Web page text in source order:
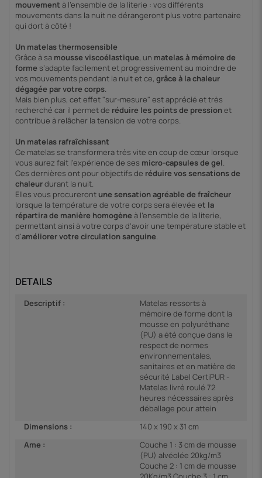
mouvement à l'ensemble de la literie : vos différents
mouvements dans la nuit ne dérangeront plus votre partenaire
qui dort à côté !
Un matelas thermosensible
Grâce à sa mousse viscoélastique, un matelas à mémoire de
forme s’adapte facilement et progressivement au moindre de
vos mouvements pendant la nuit et ce, grâce à la chaleur
dégagée par votre corps.
Mais bien plus, cet effet "sur-mesure" est apprécié et très
recherché car il permet de réduire les points de pressionet
contribue à relâcher la tension de votre corps.
Un matelas rafraîchissant
Ce matelas se transformera très vite en coup de cœur lorsque
vous aurez fait l'expérience de ses micro-capsules de gel.
Ces dernières ont pour objectifs de réduire vos sensations de
chaleurdurant la nuit.
Elles vous procureront une sensation agréable de fraîcheur
lorsque la température de votre corps sera élevée et la
répartira de manière homogène à l'ensemble de la literie,
permettant ainsi à votre corps d'avoir une température stable et
d'améliorer votre circulation sanguine.
DETAILS
Descriptif :
Matelas ressorts à
mémoire de forme dont la
mousse en polyuréthane
(PU) a été conçue dans le
respect de normes
environnementales,
sanitaires et en matière de
sécurité Label CertiPUR -
Matelas livré roulé 72
heures nécessaires après
déballage pour attein
Dimensions :
140 x 190 x 31 cm
Ame :
Couche 1 : 3 cm de mousse
(PU) alvéolée 20kg/m3
Couche 2 : 1 cm de mousse